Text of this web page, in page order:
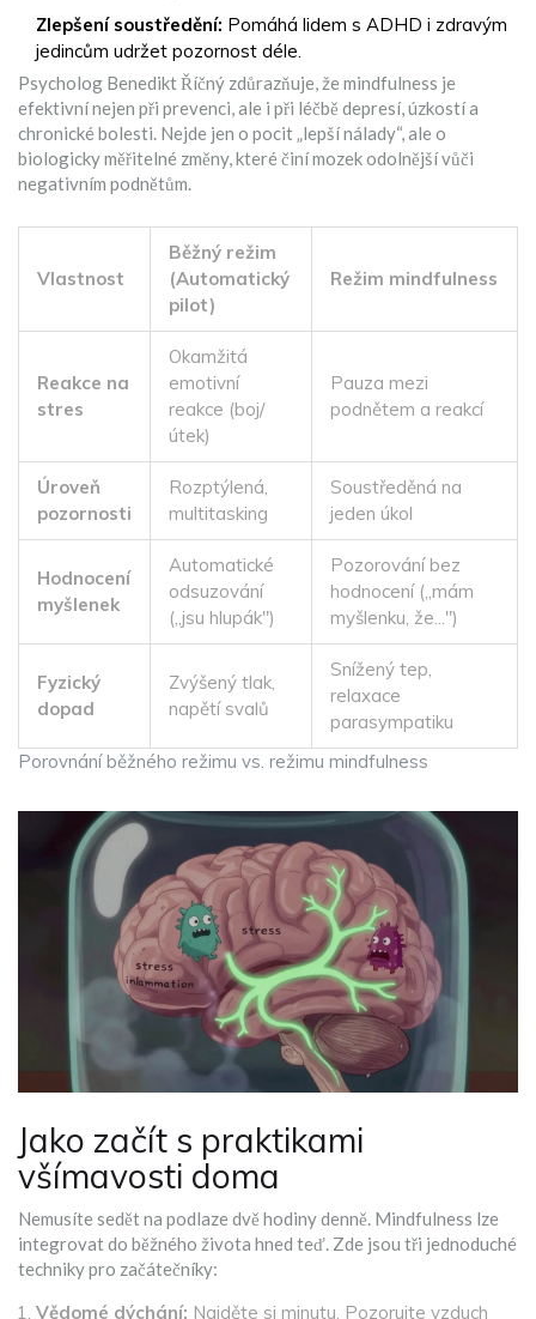
Zlepšení soustředění: Pomáhá lidem s ADHD i zdravým
jedincům udržet pozornost déle.
Psycholog Benedikt Říčný zdůrazňuje, že mindfulness je
efektivní nejen při prevenci, ale i při léčbě depresí, úzkostí a
chronické bolesti. Nejde jen o pocit „lepší nálady“, ale o
biologicky měřitelné změny, které činí mozek odolnější vůči
negativním podnětům.
Porovnání běžného režimu vs. režimu mindfulness
Vlastnost
Běžný režim
(Automatický
pilot)
Režim mindfulness
Reakce na
stres
Okamžitá
emotivní
reakce (boj/
útek)
Pauza mezi
podnětem a reakcí
Úroveň
pozornosti
Rozptýlená,
multitasking
Soustředěná na
jeden úkol
Hodnocení
myšlenek
Automatické
odsuzování
(„jsu hlupák")
Pozorování bez
hodnocení („mám
myšlenku, že...")
Fyzický
dopad
Zvýšený tlak,
napětí svalů
Snížený tep,
relaxace
parasympatiku
Jako začít s praktikami
všímavosti doma
Nemusíte sedět na podlaze dvě hodiny denně. Mindfulness lze
integrovat do běžného života hned teď. Zde jsou tři jednoduché
techniky pro začátečníky:
Vědomé dýchání: Najděte si minutu. Pozorujte vzduch